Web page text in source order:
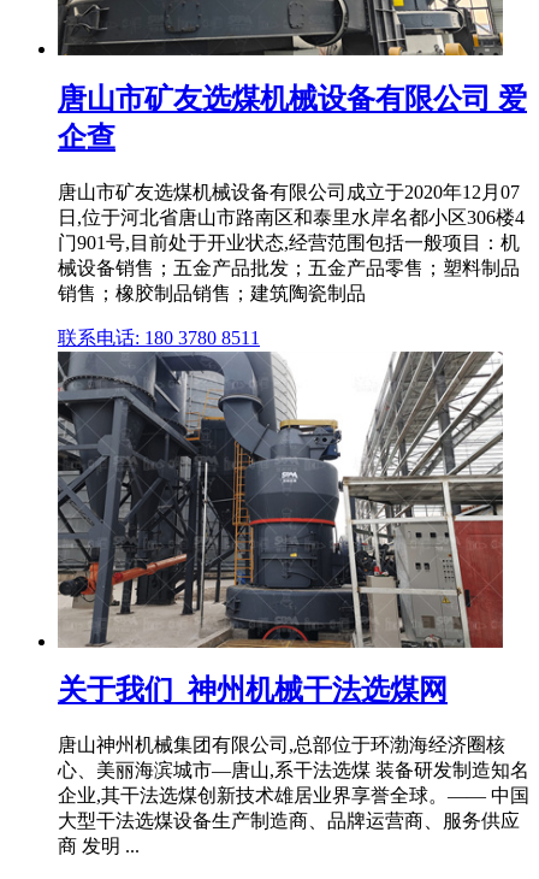
唐山市矿友选煤机械设备有限公司 爱
企查
唐山市矿友选煤机械设备有限公司成立于2020年12月07
日,位于河北省唐山市路南区和泰里水岸名都小区306楼4
门901号,目前处于开业状态,经营范围包括一般项目：机
械设备销售；五金产品批发；五金产品零售；塑料制品
销售；橡胶制品销售；建筑陶瓷制品
联系电话: 180 3780 8511
关于我们_神州机械干法选煤网
唐山神州机械集团有限公司,总部位于环渤海经济圈核
心、美丽海滨城市—唐山,系干法选煤 装备研发制造知名
企业,其干法选煤创新技术雄居业界享誉全球。—— 中国
大型干法选煤设备生产制造商、品牌运营商、服务供应
商 发明 ...